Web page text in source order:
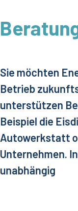
Sie möchten
Betrieb
unterstützen
Beispiel die
Autowerkstatt
Unternehmen.
unabhängig